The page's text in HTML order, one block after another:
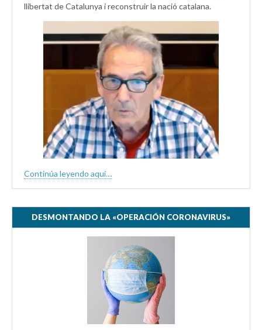
llibertat de Catalunya i reconstruir la nació catalana.
Continúa leyendo aquí…
DESMONTANDO LA «OPERACIÓN CORONAVIRUS»